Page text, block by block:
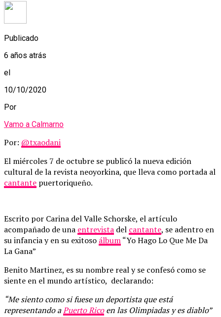
Publicado
6 años atrás
el
10/10/2020
Por
Vamo a Calmarno
Por: @txaodani
El miércoles 7 de octubre se publicó la nueva edición
cultural de la revista neoyorkina, que lleva como portada al
cantante puertoriqueño.
Escrito por Carina del Valle Schorske, el artículo
acompañado de una entrevista del cantante, se adentro en
su infancia y en su exitoso álbum“Yo Hago Lo Que Me Da
La Gana”
Benito Martinez, es su nombre real y se confesó como se
siente en el mundo artístico, declarando:
“Me siento como si fuese un deportista que está
representando aPuerto Ricoen las Olimpiadas y es diablo”